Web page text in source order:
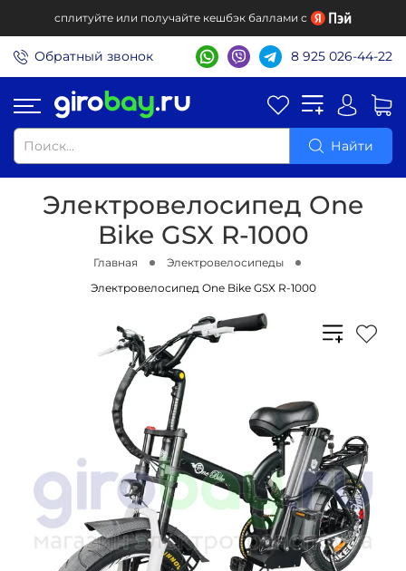
сплитуйте или получайте кешбэк баллами с
Обратный звонок 8 925 026-44-22
Найти
Электровелосипед One
Bike GSX R-1000
Главная
Электровелосипеды
Электровелосипед One Bike GSX R-1000